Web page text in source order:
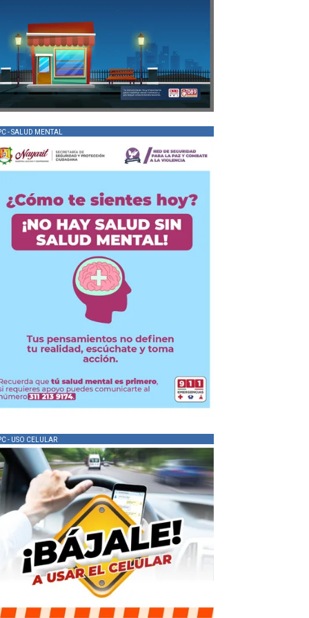
- SALUD MENTAL
- USO CELULAR